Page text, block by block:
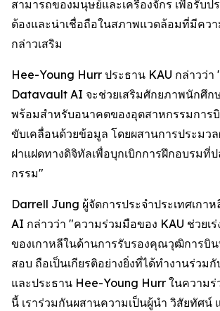
สามารถของมนุษย์และเครื่องจักร เพื่อรับป
ต้องและน่าเชื่อถือในสภาพแวดล้อมที่มีควา
กล่าวเสริม
Hee-Young Hurr ประธาน KAU กล่าวว่
Datavault AI จะช่วยเสริมศักยภาพนักศึก
พร้อมสำหรับอนาคตของอุตสาหกรรมการ
ขับเคลื่อนด้วยข้อมูล โดยผสานการประมว
ฝาแฝดทางดิจิทัลเพื่อบุกเบิกการฝึกอบรมที่
กรรม"
Darrell Jung ผู้จัดการประจำประเทศเกา
AI กล่าวว่า "ความร่วมมือของ KAU ช่วยเ
ของเกาหลีในด้านการรับรองคุณวุฒิการบิ
สอบ ถือเป็นเกียรติอย่างยิ่งที่ได้ทำงานร่วม
และประธาน Hee-Young Hurr ในความ
นี้ เราร่วมกันผสานความเป็นผู้นำ วิสัยทัศน์